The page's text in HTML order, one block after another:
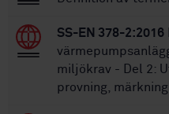
SS-EN 378-2:2016
miljökrav - Del 2:
provning,